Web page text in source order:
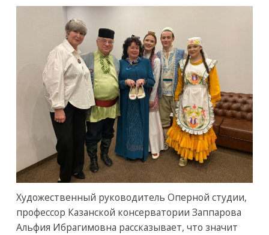
Художественный руководитель Оперной студии,
профессор Казанской консерватории Заппарова
Альфия Ибрагимовна рассказывает, что значит